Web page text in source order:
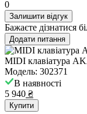
0
Залишити відгук
Бажаєте дізнатися
Додати питання
MIDI клавіатура
Модель: 302371
В наявності
5 940 ₴
Купити